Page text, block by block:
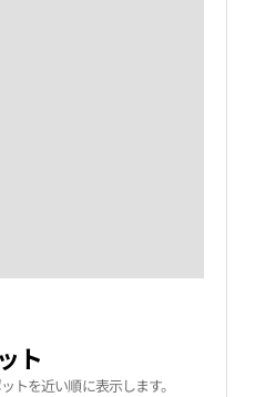
ト
トを近い順に表示します。